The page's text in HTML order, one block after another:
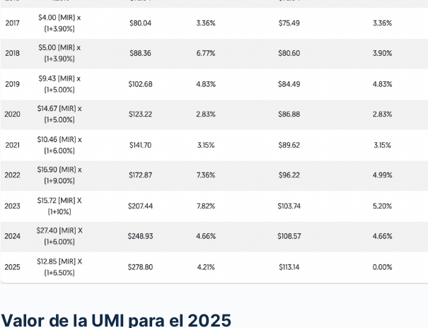
Valor de la UMI para el 2025